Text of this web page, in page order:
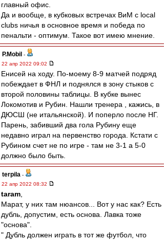
главный офис.
Да и вообще, в кубковых встречах ВиМ с local
clubs ничья в основное время и победа по
пенальти - оптимум. Такое вот имею мнение.
P.Mobil -
22 апр 2022 09:02
Енисей на ходу. По-моему 8-9 матчей подряд
побеждает в ФНЛ и поднялся в зону стыков с
второй половины таблицы. В кубке вынес
Локомотив и Рубин. Нашли тренера , кажись, в
ДЮСШ (не итальянской). И поперло после НГ.
Парень, забивший два гола Рубину еще
недавно играл на первенство города. Кстати с
Рубином счет не по игре - там не 3-1 а 5-0
должно было быть.
terpila -
22 апр 2022 08:32
taram
Марат, у них там нюансов... Вот у нас как? Есть
дубль, допустим, есть основа. Лавка тоже
"основа".
" Дубль должен играть в тот же футбол, что